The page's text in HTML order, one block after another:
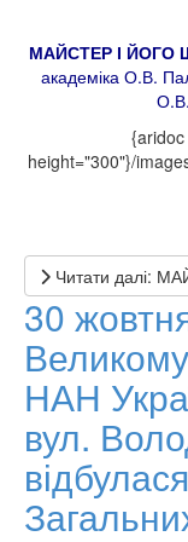
МАЙСТЕР І ЙОГО
академіка О.В.
height="300"}/
Читати далі:
30
НАН
вул.